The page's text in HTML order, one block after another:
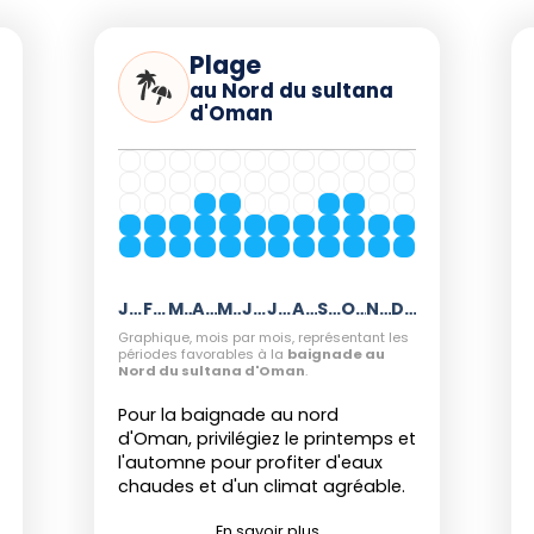
massifs), la fréquentation reste
scolaires de la région. La
de rester sur les sentiers balisés
des tortues.
un séjour réussi
désert, montagnes, littoral).
à avril, les voyageurs et résidents
vos hébergements tôt, surtout
Plage
au Nord du sultana
d'Oman
Janvier Février Mars Avril Mai Juin Juillet Août Septembre Octobre Novembre Décembre
Graphique, mois par mois, représentant les
périodes favorables à la baignade au
Nord du sultana d'Oman.
Pour la baignade au nord
d'Oman, privilégiez le printemps et
l'automne pour profiter d'eaux
chaudes et d'un climat agréable.